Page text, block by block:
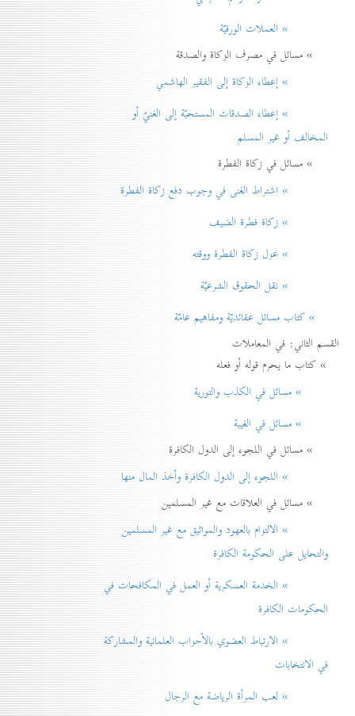
» العملات الورقيّة
» مسائل في مصرف الزكاة والصدقة
» إعطاء الزكاة إلی الفقير الهاشمي
» إعطاء الصدقات المستحبّة إلی الغنيّ أو
المخالف أو غير المسلم
» مسائل في زكاة الفطرة
» اشتراط الغنی في وجوب دفع زكاة الفطرة
» زكاة فطرة الضيف
» عزل زكاة الفطرة ووقته
» نقل الحقوق الشرعيّة
» كتاب مسائل عقائديّة ومفاهيم عامّة
القسم الثاني: في المعاملات
» كتاب ما يحرم قوله أو فعله
» مسائل في الكذب والتورية
» مسائل في الغيبة
» مسائل في اللجوء إلى الدول الكافرة
» اللجوء إلى الدول الكافرة وأخذ المال منها
» مسائل في العلاقات مع غير المسلمين
» الالتزام بالعهود والمواثيق مع غير المسلمين
والتحايل على الحكومة الكافرة
» الخدمة العسكرية أو العمل في المكافحات في
الحكومات الكافرة
» الارتباط العضوي بالأحزاب العلمانية والمشاركة
في الانتخابات
» لعب المرأة الرياضة مع الرجال